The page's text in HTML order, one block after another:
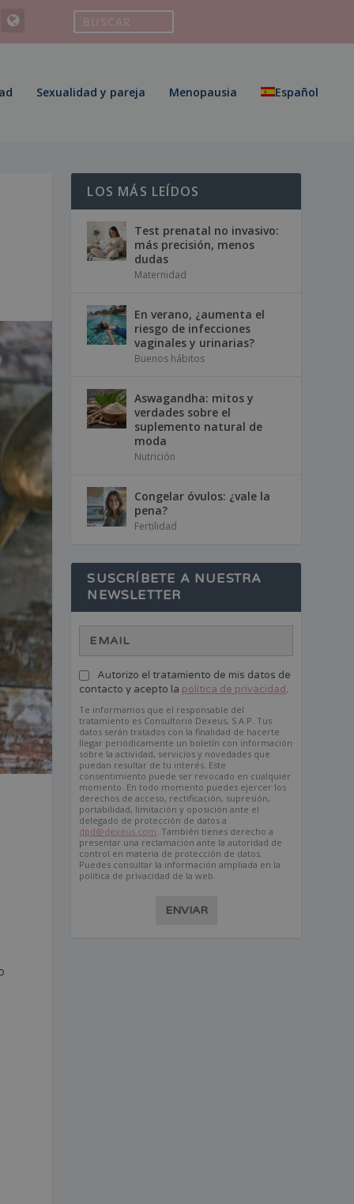
Sexualidad y pareja Menopausia Español
LOS MÁS LEÍDOS
Test prenatal no invasivo:
más precisión, menos
dudas
Maternidad
En verano, ¿aumenta el
riesgo de infecciones
vaginales y urinarias?
Buenos hábitos
Aswagandha: mitos y
verdades sobre el
suplemento natural de
moda
Nutrición
Congelar óvulos: ¿vale la
pena?
Fertilidad
SUSCRÍBETE A NUESTRA
NEWSLETTER
Autorizo el tratamiento de mis datos de
contacto y acepto la política de privacidad.
Te informamos que el responsable del
tratamiento es Consultorio Dexeus, S.A.P. Tus
datos serán tratados con la finalidad de hacerte
llegar periódicamente un boletín con información
sobre la actividad, servicios y novedades que
puedan resultar de tu interés. Este
consentimiento puede ser revocado en cualquier
momento. En todo momento puedes ejercer los
derechos de acceso, rectificación, supresión,
portabilidad, limitación y oposición ante el
delegado de protección de datos a
dpd@dexeus.com. También tienes derecho a
presentar una reclamación ante la autoridad de
control en materia de protección de datos.
Puedes consultar la información ampliada en la
política de privacidad de la web.
ENVIAR